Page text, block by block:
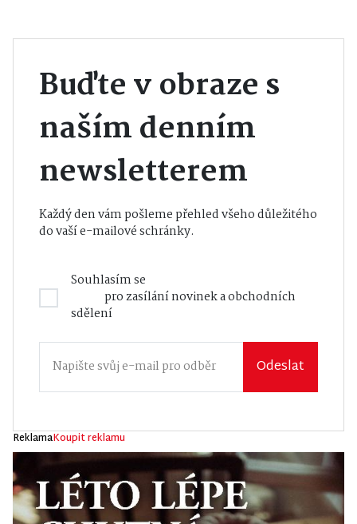
Buďte v obraze s
naším denním
newsletterem
Každý den vám pošleme přehled všeho důležitého
do vaší e-mailové schránky.
Souhlasím se
pro zasílání novinek a obchodních
sdělení
Odeslat
ReklamaKoupit reklamu